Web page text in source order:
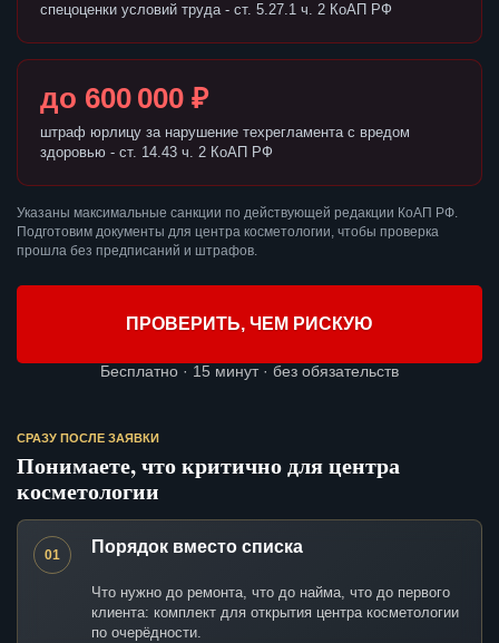
спецоценки условий труда - ст. 5.27.1 ч. 2 КоАП РФ
до 600 000 ₽
штраф юрлицу за нарушение техрегламента с вредом
здоровью - ст. 14.43 ч. 2 КоАП РФ
Указаны максимальные санкции по действующей редакции КоАП РФ.
Подготовим документы для центра косметологии, чтобы проверка
прошла без предписаний и штрафов.
ПРОВЕРИТЬ, ЧЕМ РИСКУЮ
Бесплатно · 15 минут · без обязательств
СРАЗУ ПОСЛЕ ЗАЯВКИ
Понимаете, что критично для центра
косметологии
01 Порядок вместо списка
Что нужно до ремонта, что до найма, что до первого
клиента: комплект для открытия центра косметологии
по очерёдности.